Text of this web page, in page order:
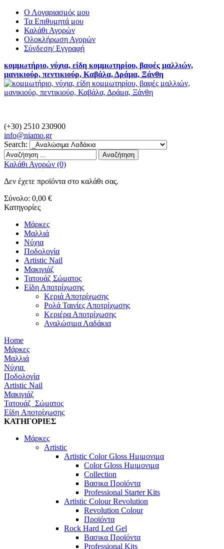
Ο Λογαριασμός μου
Τα Επιθυμητά μου
Καλάθι Αγορών
Ολοκλήρωση Αγορών
Σύνδεση/ Εγγραφή
κομμωτήριο, νύχια, είδη κομμωτηρίου, βαφές μαλλιών,
μανικιούρ, πεντικιούρ, Καβάλα, Δράμα, Ξάνθη
(+30) 2510 230900
info@niamo.gr
Search:
Αναζήτηση
Καλάθι Αγορών (0)
Δεν έχετε προϊόντα στο καλάθι σας.
Σύνολο: 0,00 €
Κατηγορίες
Μάρκες
Μαλλιά
Νύχια
Ποδολογία
Artistic Nail
Μακιγιάζ
Τατουάζ Σώματος
Είδη Αποτρίχωσης
Κεριά Αποτρίχωσης
Ρολά Ταινίες Αποτρίχωσης
Κεριέρα Αποτρίχωσης
Αναλώσιμα Λαδάκια
Home
Μάρκες
Μαλλιά
Νύχια
Ποδολογία
Artistic Nail
Μακιγιάζ
Τατουάζ Σώματος
Είδη Αποτρίχωσης
ΚΑΤΗΓΟΡΙΕΣ
Μάρκες
Artistic
Artistic Color Gloss Ημιμονιμα
Color Gloss Ημιμονιμα
Collection
Βασικα Προϊόντα
Professional Starter Kits
Artistic Colour Revolution
Revolution Colour
Προϊόντα
Rock Hard Led Gel
Βασικα Προϊόντα
Professional Kits